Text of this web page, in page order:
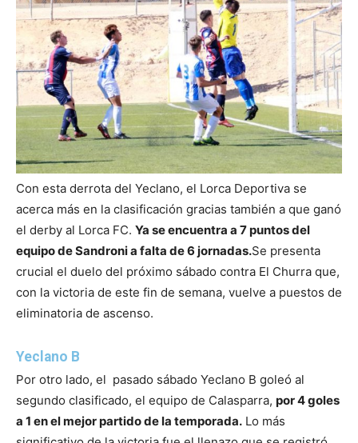
Con esta derrota del Yeclano, el Lorca Deportiva se
acerca más en la clasificación gracias también a que ganó
el derby al Lorca FC. Ya se encuentra a 7 puntos del
equipo de Sandroni a falta de 6 jornadas.Se presenta
crucial el duelo del próximo sábado contra El Churra que,
con la victoria de este fin de semana, vuelve a puestos de
eliminatoria de ascenso.
Yeclano B
Por otro lado, el pasado sábado Yeclano B goleó al
segundo clasificado, el equipo de Calasparra, por 4 goles
a 1 en el mejor partido de la temporada. Lo más